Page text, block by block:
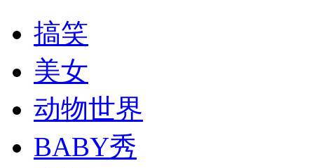
走！跟着总书记去植树
消防员救轻生者 花炮节热闹非凡
搞笑
美女
动物世界
BABY秀